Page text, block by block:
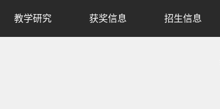
教学研究 获奖信息 招生信息